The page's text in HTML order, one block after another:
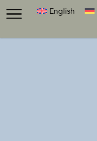
English